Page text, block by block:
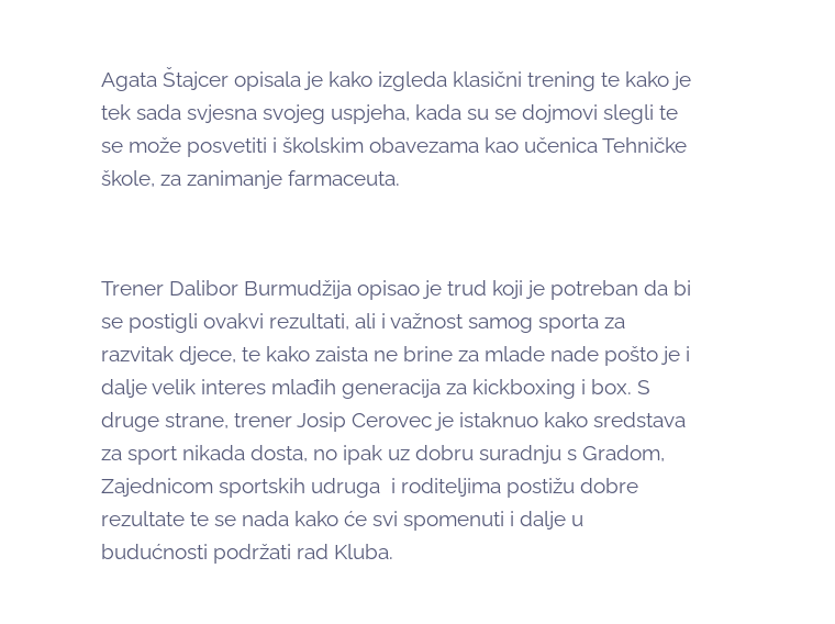
Agata Štajcer opisala je kako izgleda klasični trening te kako je
tek sada svjesna svojeg uspjeha, kada su se dojmovi slegli te
se može posvetiti i školskim obavezama kao učenica Tehničke
škole, za zanimanje farmaceuta.
Trener Dalibor Burmudžija opisao je trud koji je potreban da bi
se postigli ovakvi rezultati, ali i važnost samog sporta za
razvitak djece, te kako zaista ne brine za mlade nade pošto je i
dalje velik interes mlađih generacija za kickboxing i box. S
druge strane, trener Josip Cerovec je istaknuo kako sredstava
za sport nikada dosta, no ipak uz dobru suradnju s Gradom,
Zajednicom sportskih udruga i roditeljima postižu dobre
rezultate te se nada kako će svi spomenuti i dalje u
budućnosti podržati rad Kluba.